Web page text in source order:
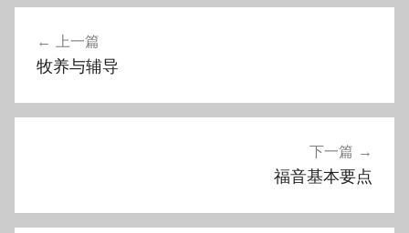
航
上一篇
牧养与辅导
下一篇
福音基本要点